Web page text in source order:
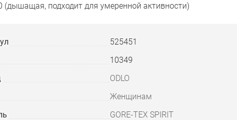
(дышащая, подходит для умеренной активности)
525451
10349
ODLO
Женщинам
GORE-TEX SPIRIT